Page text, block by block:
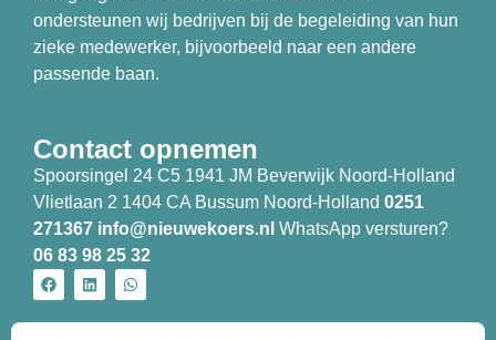
ondersteunen wij bedrijven bij de begeleiding van hun
zieke medewerker, bijvoorbeeld naar een andere
passende baan.
Contact opnemen
Spoorsingel 24 C5 1941 JM Beverwijk Noord-Holland
Vlietlaan 2 1404 CA Bussum Noord-Holland 0251
271367 info@nieuwekoers.nl WhatsApp versturen?
06 83 98 25 32